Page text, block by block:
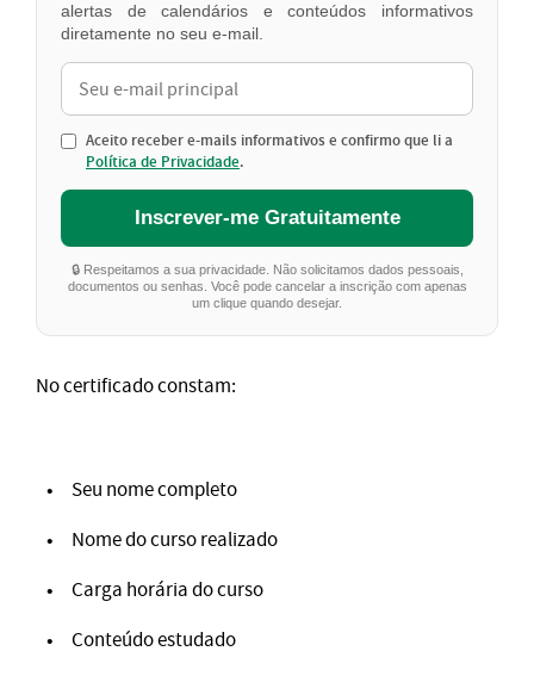
alertas de calendários e conteúdos informativos
diretamente no seu e-mail.
Aceito receber e-mails informativos e confirmo que li a
Política de Privacidade.
Inscrever-me Gratuitamente
🔒 Respeitamos a sua privacidade. Não solicitamos dados pessoais,
documentos ou senhas. Você pode cancelar a inscrição com apenas
um clique quando desejar.
No certificado constam:
Seu nome completo
Nome do curso realizado
Carga horária do curso
Conteúdo estudado